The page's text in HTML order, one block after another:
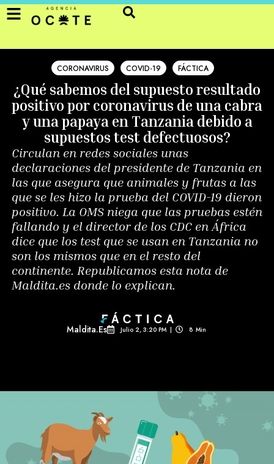
CORONAVIRUS COVID-19 FÁCTICA
¿Qué sabemos del supuesto resultado
positivo por coronavirus de una cabra
y una papaya en Tanzania debido a
supuestos test defectuosos?
Circulan en redes sociales unas
declaraciones del presidente de Tanzania en
las que asegura que animales y frutas a las
que se les hizo la prueba del COVID-19 dieron
positivo. La OMS niega que las pruebas estén
fallando y el director de los CDC en África
dice que los test que se usan en Tanzania no
son los mismos que en el resto del
continente. Republicamos esta nota de
Maldita.es donde lo explican.
Maldita.es Julio 2, 3:20 PM | 8 Min